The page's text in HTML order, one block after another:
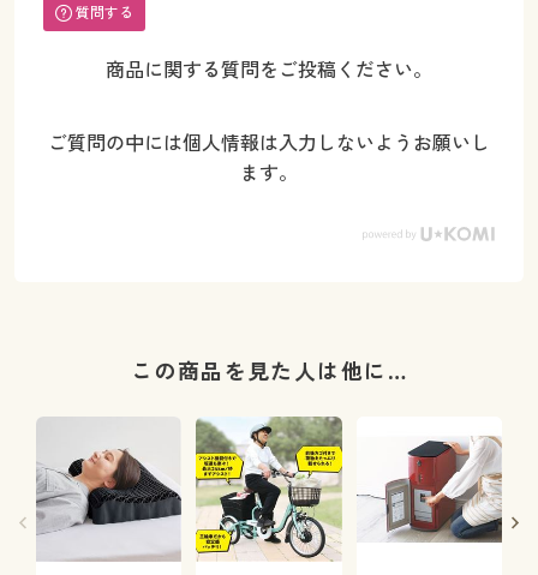
質問する
商品に関する質問をご投稿ください。
ご質問の中には個人情報は入力しないようお願いし
ます。
この商品を見た人は他に…